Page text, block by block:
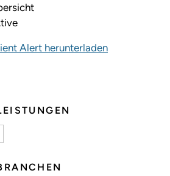
Alert herunterladen